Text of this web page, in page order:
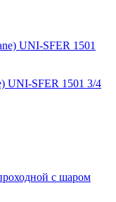
UNI-SFER 1501 3/4